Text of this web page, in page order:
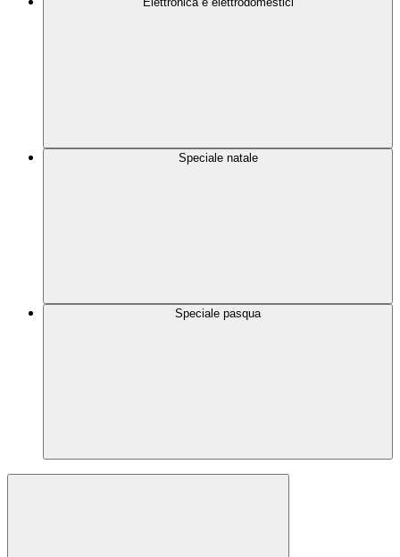
Speciale natale
Speciale pasqua